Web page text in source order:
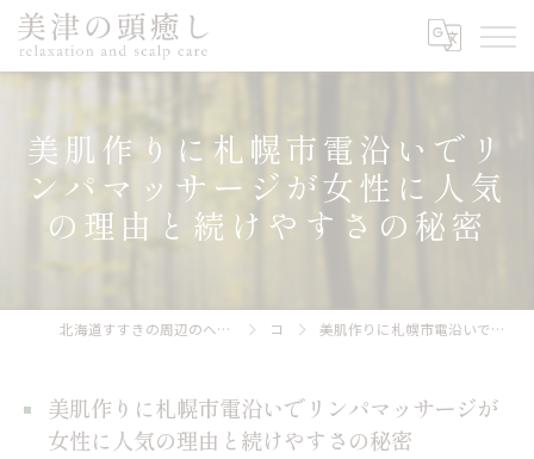
美肌作りに札幌市電沿いでリ
ンパマッサージが女性に人気
の理由と続けやすさの秘密
北海道すすきの周辺のヘッドスパなら美津の頭癒し relaxation and scalp care コラム 美肌作りに札幌市電沿いでリンパマッサージが女性に人気の理由と続けやすさの秘密
美肌作りに札幌市電沿いでリンパマッサージが
女性に人気の理由と続けやすさの秘密